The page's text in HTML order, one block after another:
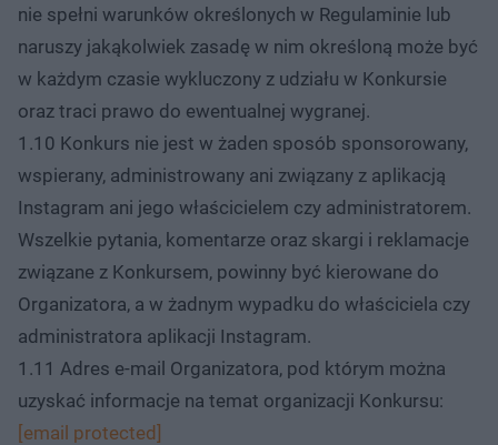
nie spełni warunków określonych w Regulaminie lub
naruszy jakąkolwiek zasadę w nim określoną może być
w każdym czasie wykluczony z udziału w Konkursie
oraz traci prawo do ewentualnej wygranej.
1.10 Konkurs nie jest w żaden sposób sponsorowany,
wspierany, administrowany ani związany z aplikacją
Instagram ani jego właścicielem czy administratorem.
Wszelkie pytania, komentarze oraz skargi i reklamacje
związane z Konkursem, powinny być kierowane do
Organizatora, a w żadnym wypadku do właściciela czy
administratora aplikacji Instagram.
1.11 Adres e-mail Organizatora, pod którym można
uzyskać informacje na temat organizacji Konkursu:
[email protected]